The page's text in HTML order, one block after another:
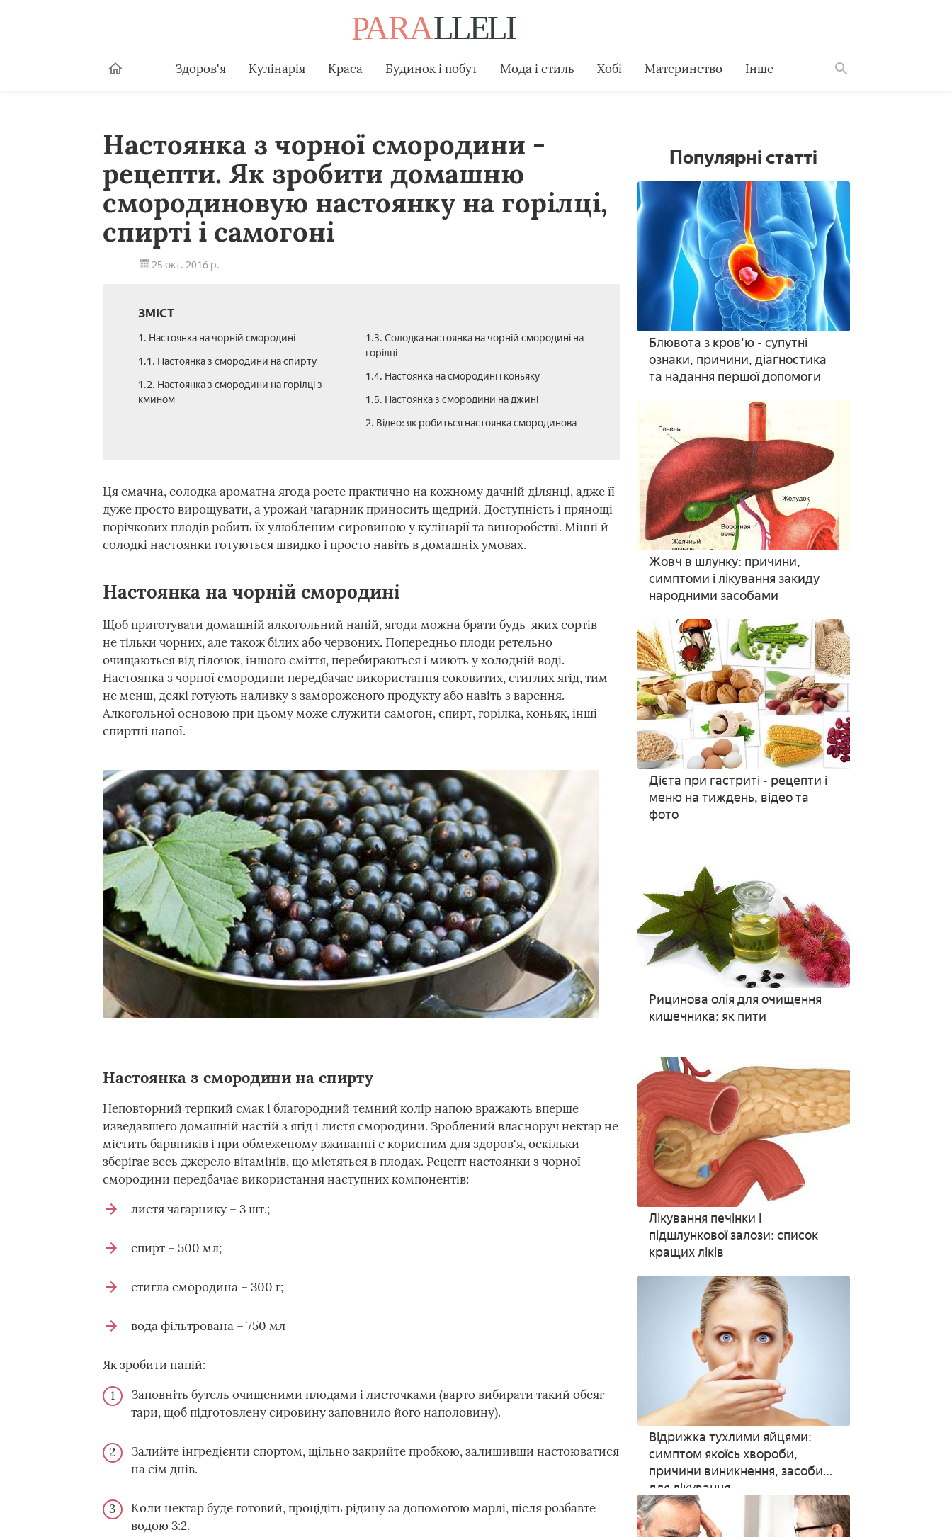
Здоров'я Кулінарія Краса Будинок і побут Мода і стиль Хобі Материнство Інше
Настоянка з чорної смородини -
рецепти. Як зробити домашню
смородиновую настоянку на горілці,
спирті і самогоні
25 окт. 2016 р.
ЗМІСТ
1. Настоянка на чорній смородині
1.1. Настоянка з смородини на спирту
1.2. Настоянка з смородини на горілці з
кмином
1.3. Солодка настоянка на чорній смородині на
горілці
1.4. Настоянка на смородині і коньяку
1.5. Настоянка з смородини на джині
2. Відео: як робиться настоянка смородинова
Ця смачна, солодка ароматна ягода росте практично на кожному дачній ділянці, адже її
дуже просто вирощувати, а урожай чагарник приносить щедрий. Доступність і прянощі
порічкових плодів робить їх улюбленим сировиною у кулінарії та виноробстві. Міцні й
солодкі настоянки готуються швидко і просто навіть в домашніх умовах.
Настоянка на чорній смородині
Щоб приготувати домашній алкогольний напій, ягоди можна брати будь-яких сортів –
не тільки чорних, але також білих або червоних. Попередньо плоди ретельно
очищаються від гілочок, іншого сміття, перебираються і миють у холодній воді.
Настоянка з чорної смородини передбачає використання соковитих, стиглих ягід, тим
не менш, деякі готують наливку з замороженого продукту або навіть з варення.
Алкогольної основою при цьому може служити самогон, спирт, горілка, коньяк, інші
спиртні напої.
Настоянка з смородини на спирту
Неповторний терпкий смак і благородний темний колір напою вражають вперше
изведавшего домашній настій з ягід і листя смородини. Зроблений власноруч нектар не
містить барвників і при обмеженому вживанні є корисним для здоров'я, оскільки
зберігає весь джерело вітамінів, що містяться в плодах. Рецепт настоянки з чорної
смородини передбачає використання наступних компонентів:
листя чагарнику – 3 шт.;
спирт – 500 мл;
стигла смородина – 300 г;
вода фільтрована – 750 мл
Як зробити напій:
Заповніть бутель очищеними плодами і листочками (варто вибирати такий обсяг
тари, щоб підготовлену сировину заповнило його наполовину).
Залийте інгредієнти спортом, щільно закрийте пробкою, залишивши настоюватися
на сім днів.
Коли нектар буде готовий, процідіть рідину за допомогою марлі, після розбавте
водою 3:2.
Популярні статті
Блювота з кров'ю - супутні
ознаки, причини, діагностика
та надання першої допомоги
Жовч в шлунку: причини,
симптоми і лікування закиду
народними засобами
Дієта при гастриті - рецепти і
меню на тиждень, відео та
фото
Рицинова олія для очищення
кишечника: як пити
Лікування печінки і
підшлункової залози: список
кращих ліків
Відрижка тухлими яйцями:
симптом якоїсь хвороби,
причини виникнення, засоби
для лікування